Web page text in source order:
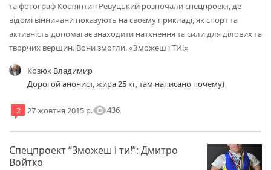
та фотограф Костянтин Ревуцький розпочали спецпроект, де
відомі вінничани показують на своєму прикладі, як спорт та
активність допомагає знаходити натхнення та сили для ділових та
творчих вершин. Вони змогли. «Зможеш і ТИ!»
Козюк Владимир
Дорогой анонист, жира 25 кг, там написано почему)
2 27 жовтня 2015 р.visibility436
Спецпроект “Зможеш і ти!”: Дмитро
Войтко